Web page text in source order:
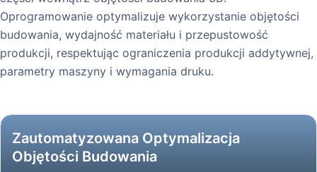
Oprogramowanie optymalizuje wykorzystanie objętości
budowania, wydajność materiału i przepustowość
produkcji, respektując ograniczenia produkcji addytywnej,
parametry maszyny i wymagania druku.
Zautomatyzowana Optymalizacja
Objętości Budowania